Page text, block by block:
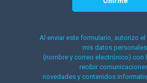
Al enviar este formulario, autorizo
mis datos personales
(nombre y correo electrónico) con
recibir
novedades y contenidos